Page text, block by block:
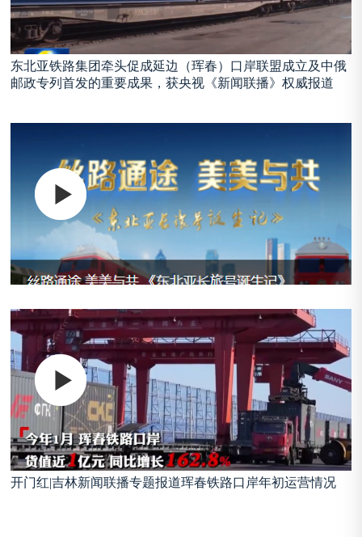
东北亚铁路集团牵头促成延边（珲春）口岸联盟成立及中俄
邮政专列首发的重要成果，获央视《新闻联播》权威报道
开门红|吉林新闻联播专题报道珲春铁路口岸年初运营情况